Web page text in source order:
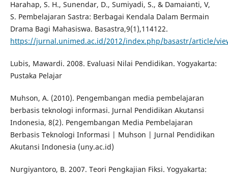
Harahap, S. H., Sunendar, D., Sumiyadi, S., & Damaianti, V,
S. Pembelajaran Sastra: Berbagai Kendala Dalam Bermain
Drama Bagi Mahasiswa. Basastra,9(1),114122.
https://jurnal.unimed.ac.id/2012/index.php/basastr/article/
Lubis, Mawardi. 2008. Evaluasi Nilai Pendidikan. Yogyakarta:
Pustaka Pelajar
Muhson, A. (2010). Pengembangan media pembelajaran
berbasis teknologi informasi. Jurnal Pendidikan Akutansi
Indonesia, 8(2). Pengembangan Media Pembelajaran
Berbasis Teknologi Informasi | Muhson | Jurnal Pendidikan
Akutansi Indonesia (uny.ac.id)
Nurgiyantoro, B. 2007. Teori Pengkajian Fiksi. Yogyakarta: